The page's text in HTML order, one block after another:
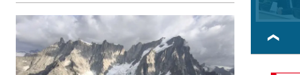
❮